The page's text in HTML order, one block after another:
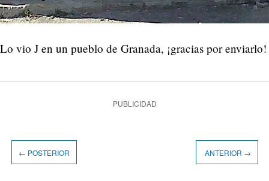
Lo vio J en un pueblo de Granada, ¡gracias por enviarlo!
PUBLICIDAD
← POSTERIOR ANTERIOR →